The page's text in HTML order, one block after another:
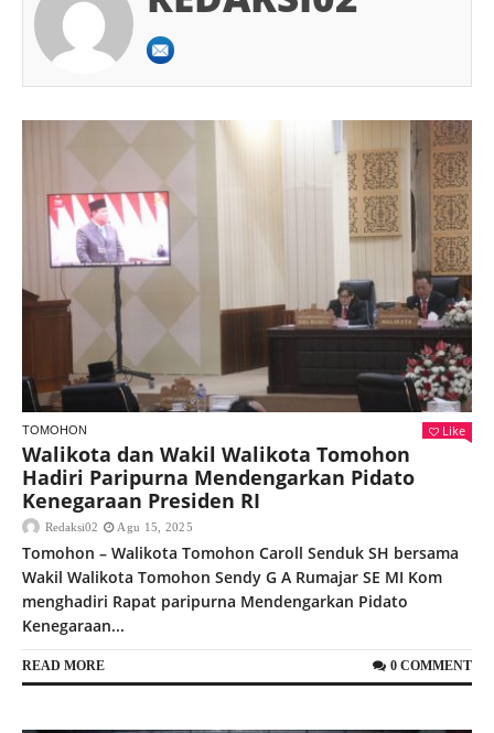
TOMOHON Like
Walikota dan Wakil Walikota Tomohon
Hadiri Paripurna Mendengarkan Pidato
Kenegaraan Presiden RI
Redaksi02 Agu 15, 2025
Tomohon – Walikota Tomohon Caroll Senduk SH bersama
Wakil Walikota Tomohon Sendy G A Rumajar SE MI Kom
menghadiri Rapat paripurna Mendengarkan Pidato
Kenegaraan...
READ MORE 0 COMMENT